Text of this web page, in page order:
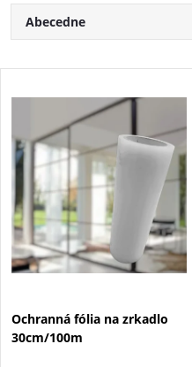
R
a
d
e
n
i
e
p
Abecedne
Najpredávanejšie
V
ý
p
i
s
p
r
Ochranná fólia na zrkadlo
30cm/100m